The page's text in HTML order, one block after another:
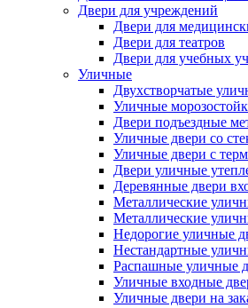
Двери для учреждений
Двери для
Двери для театров
Двери для учебных
Уличные
Двухстворчатые
Уличные
Двери подъездные
Уличные двери со
Уличные двери с
Двери уличные
Деревянные двери
Металлические
Металлические
Недорогие уличные
Нестандартные
Распашные уличные
Уличные входные
Уличные двери на